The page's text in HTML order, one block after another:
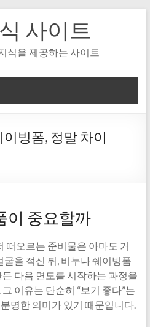
사이트
식을 제공하는 사이트
빙폼, 정말 차이
이 중요할까
떠오르는 준비물은 아마도 거
을 적신 뒤, 비누나 쉐이빙폼
다음 면도를 시작하는 과정을
이유는 단순히 “보기 좋다”는
명한 의미가 있기 때문입니다.